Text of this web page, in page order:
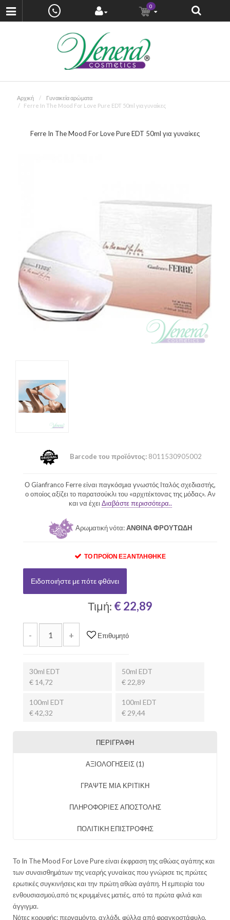
0
Αρχική
Γυναικεία αρώματα
Ferre In The Mood For Love Pure EDT 50ml για γυναίκες
Ferre In The Mood For Love Pure EDT 50ml για γυναίκες
Barcode του προϊόντος:8011530905002
Ο Gianfranco Ferre είναι παγκόσμια γνωστός Ιταλός σχεδιαστής,
ο οποίος αξίζει το παρατσούκλι του «αρχιτέκτονας της μόδας». Αν
και να έχει Διαβάστε περισσότερα..
Αρωματική νότα:ΑΝΘΙΝΑ ΦΡΟΥΤΩΔΗ
ΤΟ ΠΡΟΪΌΝ ΕΞΑΝΤΛΉΘΗΚΕ
Ειδοποιήστε με πότε φθάνει
Τιμή: € 22,89
- + Επιθυμητό
30ml EDT
€ 14,72
50ml EDT
€ 22,89
100ml EDT
€ 42,32
100ml EDT
€ 29,44
ΠΕΡΙΓΡΑΦΉ
ΑΞΙΟΛΟΓΉΣΕΙΣ (1)
ΓΡΑΨΤΕ ΜΙΑ ΚΡΙΤΙΚΗ
ΠΛΗΡΟΦΟΡΙΕΣ ΑΠΟΣΤΟΛΗΣ
ΠΟΛΙΤΙΚΗ ΕΠΙΣΤΡΟΦΗΣ
Το In The Mood For Love Pure είναι έκφραση της αθώας αγάπης και
των συναισθημάτων της νεαρής γυναίκας που γνώρισε τις πρώτες
ερωτικές συγκινήσεις και την πρώτη αθώα αγάπη. Η εμπειρία του
ενθουσιασμού,από τις κρυμμένες ματιές, από τα πρώτα φιλιά και
άγγιγμα.
Νότες κορυφής: περγαμόντο, αχλάδι, φύλλα από φραγκοστάφυλο,